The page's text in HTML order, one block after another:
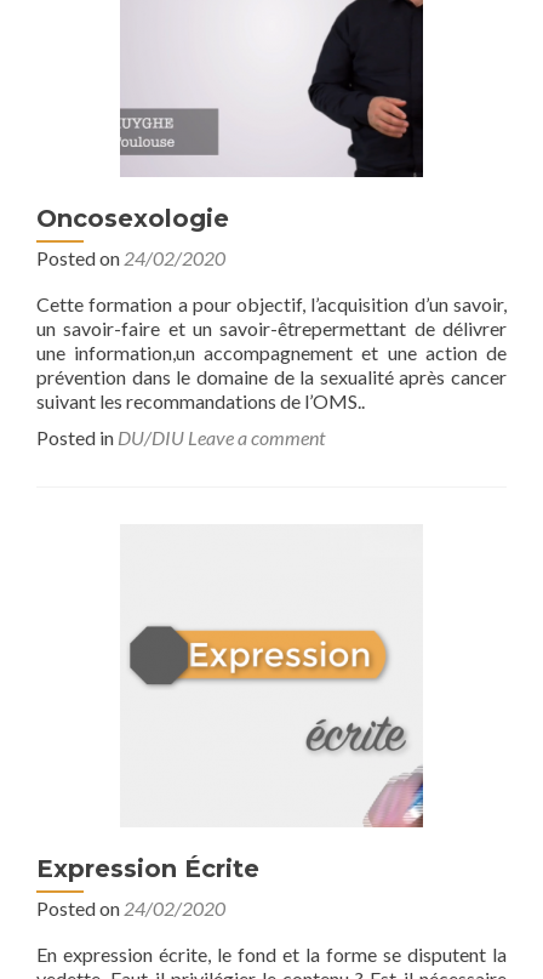
Oncosexologie
Posted on 24/02/2020
Cette formation a pour objectif, l’acquisition d’un savoir,
un savoir-faire et un savoir-êtrepermettant de délivrer
une information,un accompagnement et une action de
prévention dans le domaine de la sexualité après cancer
suivant les recommandations de l’OMS..
Posted in DU/DIU Leave a comment
Expression Écrite
Posted on 24/02/2020
En expression écrite, le fond et la forme se disputent la